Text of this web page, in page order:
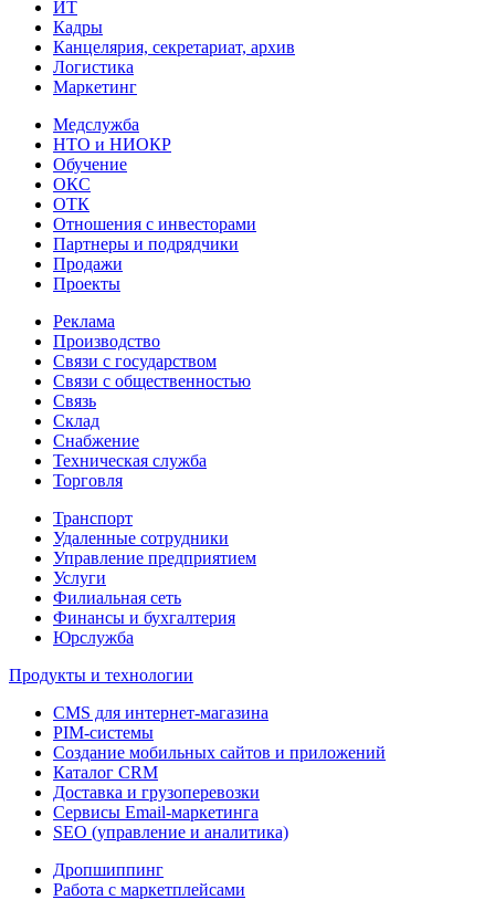
ИТ
Кадры
Канцелярия, секретариат, архив
Логистика
Маркетинг
Медслужба
НТО и НИОКР
Обучение
ОКС
ОТК
Отношения с инвесторами
Партнеры и подрядчики
Продажи
Проекты
Реклама
Производство
Связи с государством
Связи с общественностью
Связь
Склад
Снабжение
Техническая служба
Торговля
Транспорт
Удаленные сотрудники
Управление предприятием
Услуги
Филиальная сеть
Финансы и бухгалтерия
Юрслужба
Продукты и технологии
CMS для интернет-магазина
PIM-системы
Создание мобильных сайтов и приложений
Каталог CRM
Доставка и грузоперевозки
Сервисы Email-маркетинга
SEO (управление и аналитика)
Дропшиппинг
Работа с маркетплейсами